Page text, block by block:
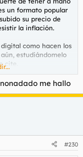
un formato popular
su precio de
la inflación.
como hacen los
estudiándomelo
cite.
sección de
edificantes sobre
con moraleja
y puteríos, y otro
waterpolo donde
a los hijos
me hallo
#230